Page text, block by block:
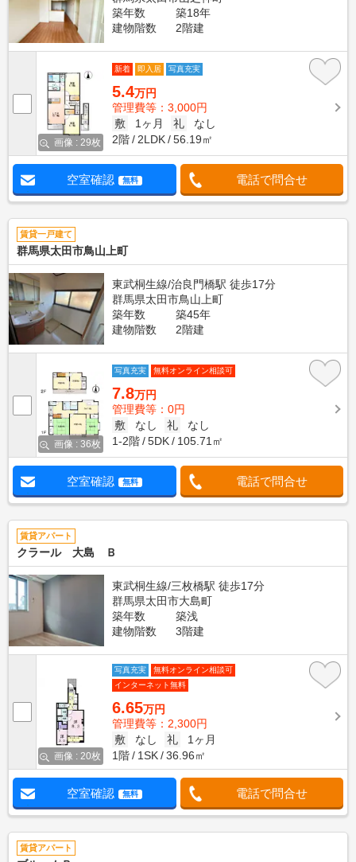
築年数
築18年
建物階数
2階建
画像 : 29枚
新着 即入居 写真充実
5.4万円
管理費等：3,000円
敷
1ヶ月 礼
なし
2階
2LDK 56.19㎡
空室確認 無料 電話で問合せ
賃貸一戸建て
群馬県太田市鳥山上町
東武桐生線/治良門橋駅 徒歩17分
群馬県太田市鳥山上町
築年数
築45年
建物階数
2階建
画像 : 36枚
写真充実 無料オンライン相談可
7.8万円
管理費等：0円
敷
なし 礼
なし
1-2階
5DK 105.71㎡
空室確認 無料 電話で問合せ
賃貸アパート
クラール 大島 Ｂ
東武桐生線/三枚橋駅 徒歩17分
群馬県太田市大島町
築年数
築浅
建物階数
3階建
画像 : 20枚
写真充実
無料オンライン相談可
インターネット無料
6.65万円
管理費等：2,300円
敷
なし 礼
1ヶ月
1階
1SK 36.96㎡
空室確認 無料 電話で問合せ
賃貸アパート